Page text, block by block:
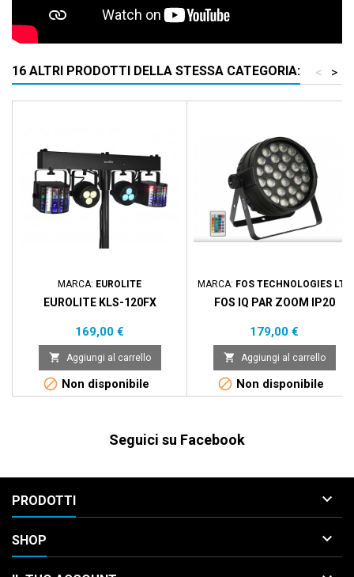
16 ALTRI PRODOTTI DELLA STESSA CATEGORIA: >
<
MARCA: EUROLITE
EUROLITE KLS-120FX
Prezzo
169,00 €
 Aggiungi al carrello
 Non disponibile
MARCA: FOS TECHNOLOGIES LTD
FOS IQ PAR ZOOM IP20
Prezzo
179,00 €
 Aggiungi al carrello
 Non disponibile
Seguici su Facebook
PRODOTTI 
SHOP 